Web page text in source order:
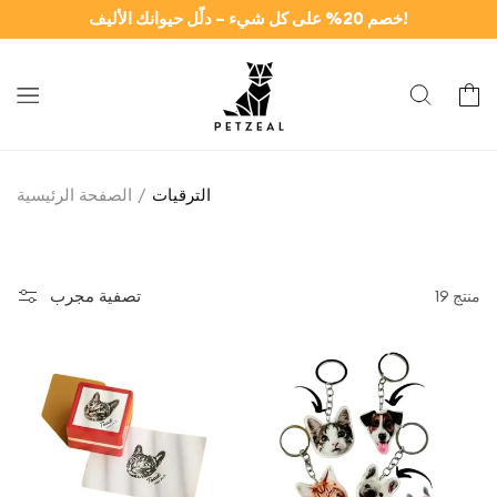
إلى
خصم 20% على كل شيء – دلّل حيوانك الأليف!
سلة
الصفحة الرئيسية الترقيات
تصفية مجرب 19 منتج